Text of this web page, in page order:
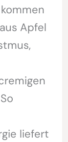
Apfel
liefert